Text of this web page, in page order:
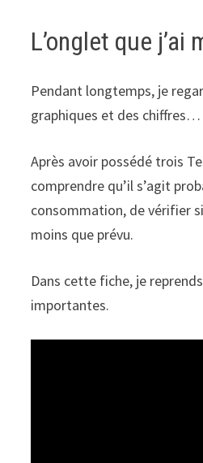
L’onglet que
Pendant longtemps, je
graphiques et des chiffres…
Après avoir possédé trois
comprendre qu’il s’agit
consommation, de vérifier
moins que prévu.
Dans cette fiche, je
importantes.